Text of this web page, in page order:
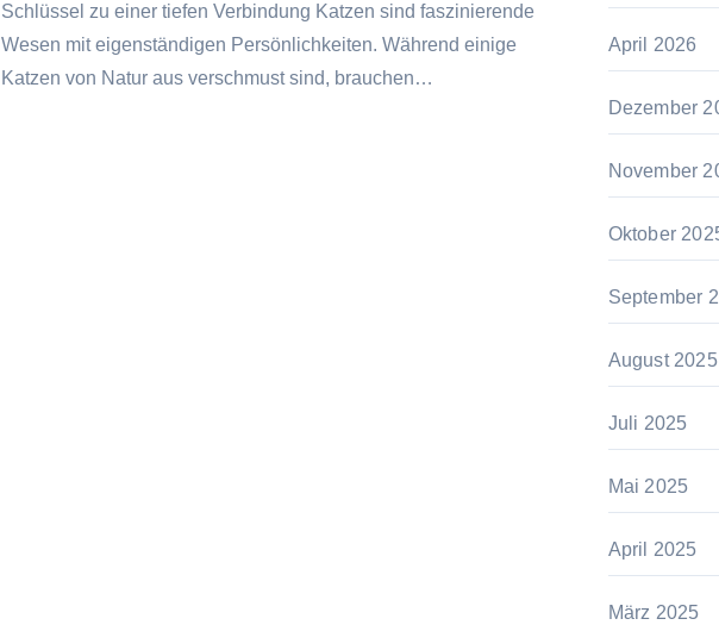
Schlüssel zu einer tiefen Verbindung Katzen sind faszinierende
Wesen mit eigenständigen Persönlichkeiten. Während einige
Katzen von Natur aus verschmust sind, brauchen…
April 2026
Dezember
November
Oktober
September
August 2025
Juli 2025
Mai 2025
April 2025
März 2025